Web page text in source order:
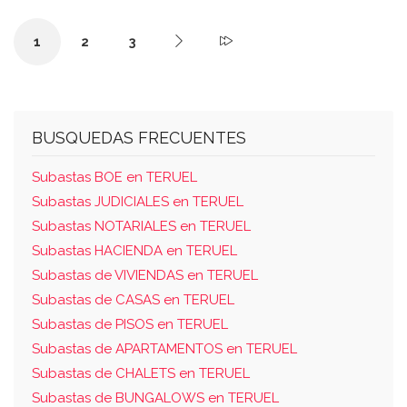
1 2 3
BUSQUEDAS FRECUENTES
Subastas BOE en TERUEL
Subastas JUDICIALES en TERUEL
Subastas NOTARIALES en TERUEL
Subastas HACIENDA en TERUEL
Subastas de VIVIENDAS en TERUEL
Subastas de CASAS en TERUEL
Subastas de PISOS en TERUEL
Subastas de APARTAMENTOS en TERUEL
Subastas de CHALETS en TERUEL
Subastas de BUNGALOWS en TERUEL